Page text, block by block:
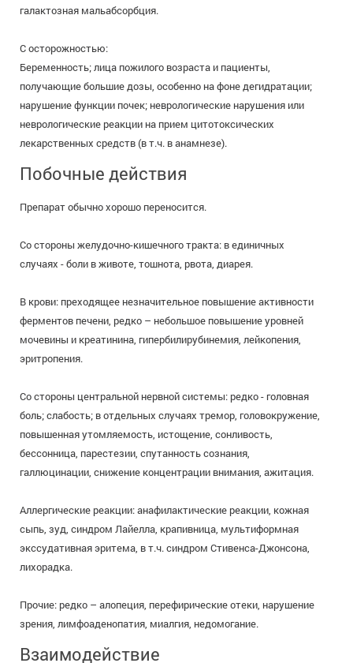
галактозная мальабсорбция.
С осторожностью:
Беременность; лица пожилого возраста и пациенты,
получающие большие дозы, особенно на фоне дегидратации;
нарушение функции почек; неврологические нарушения или
неврологические реакции на прием цитотоксических
лекарственных средств (в т.ч. в анамнезе).
Побочные действия
Препарат обычно хорошо переносится.
Со стороны желудочно-кишечного тракта: в единичных
случаях - боли в животе, тошнота, рвота, диарея.
В крови: преходящее незначительное повышение активности
ферментов печени, редко – небольшое повышение уровней
мочевины и креатинина, гипербилирубинемия, лейкопения,
эритропения.
Со стороны центральной нервной системы: редко - головная
боль; слабость; в отдельных случаях тремор, головокружение,
повышенная утомляемость, истощение, сонливость,
бессонница, парестезии, спутанность сознания,
галлюцинации, снижение концентрации внимания, ажитация.
Аллергические реакции: анафилактические реакции, кожная
сыпь, зуд, синдром Лайелла, крапивница, мультиформная
экссудативная эритема, в т.ч. синдром Стивенса-Джонсона,
лихорадка.
Прочие: редко – алопеция, перефирические отеки, нарушение
зрения, лимфоаденопатия, миалгия, недомогание.
Взаимодействие